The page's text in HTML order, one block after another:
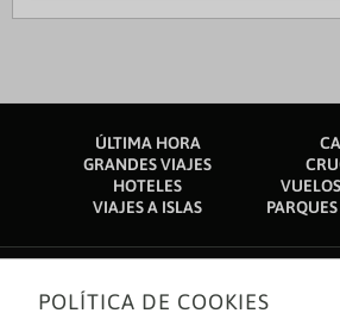
ÚLTIMA HORA
GRANDES VIAJES
HOTELES
VIAJES A ISLAS
Sobre nosotros
POLÍTICA DE COOKIES